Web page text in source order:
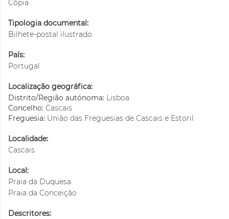
Cópia
Tipologia documental:
Bilhete-postal ilustrado
País:
Portugal
Localização geográfica:
Distrito/Região autónoma: Lisboa
Concelho: Cascais
Freguesia: União das Freguesias de Cascais e Estoril
Localidade:
Cascais
Local:
Praia da Duquesa
Praia da Conceição
Descritores: